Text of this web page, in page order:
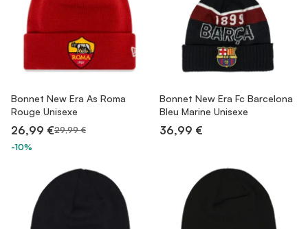
Bonnet New Era As Roma
Rouge Unisexe
26,99 €29,99 €
-10%
Bonnet New Era Fc Barcelona
Bleu Marine Unisexe
36,99 €